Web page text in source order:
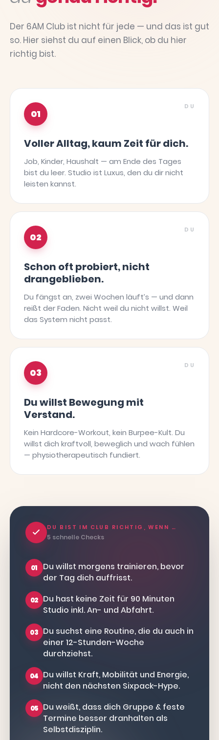
Der 6AM Club ist nicht für jede — und das ist gut
so. Hier siehst du auf einen Blick, ob du hier
richtig bist.
01
DU
Voller Alltag, kaum Zeit für dich.
Job, Kinder, Haushalt — am Ende des Tages
bist du leer. Studio ist Luxus, den du dir nicht
leisten kannst.
02
DU
Schon oft probiert, nicht
drangeblieben.
Du fängst an, zwei Wochen läuft’s — und dann
reißt der Faden. Nicht weil du nicht willst. Weil
das System nicht passt.
03
DU
Du willst Bewegung mit
Verstand.
Kein Hardcore-Workout, kein Burpee-Kult. Du
willst dich kraftvoll, beweglich und wach fühlen
— physiotherapeutisch fundiert.
DU BIST IM CLUB RICHTIG, WENN …
5 schnelle Checks
01
Du willst morgens trainieren, bevor
der Tag dich auffrisst.
02 Du hast keine Zeit für 90 Minuten
Studio inkl. An- und Abfahrt.
03 Du suchst eine Routine, die du auch in
einer 12-Stunden-Woche
durchziehst.
04 Du willst Kraft, Mobilität und Energie,
nicht den nächsten Sixpack-Hype.
05 Du weißt, dass dich Gruppe & feste
Termine besser dranhalten als
Selbstdisziplin.